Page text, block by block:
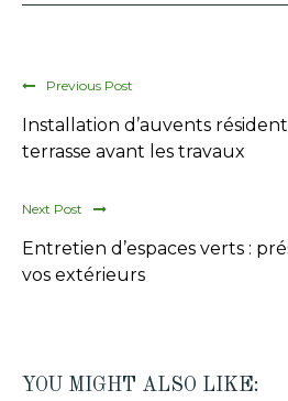
Previous Post
Installation d’auvents
terrasse avant les travaux
Next Post
Entretien d’espaces verts :
vos extérieurs
YOU MIGHT ALSO LIKE: